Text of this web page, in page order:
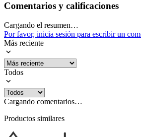
Comentarios y calificaciones
Cargando el resumen…
Por favor, inicia sesión para escribir un
Más reciente
Todos
Cargando comentarios…
Productos similares